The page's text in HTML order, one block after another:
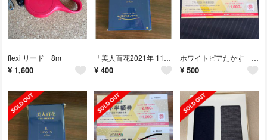
flexi リード 8m
¥ 1,600
「美人百花2021年 11月号」付録 ロゴリボントート
¥ 400
ホワイトピアたかす リフト半額券1枚
¥ 500